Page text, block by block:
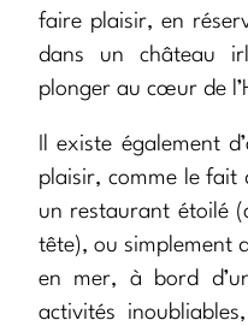
faire plaisir, en
dans un château
plonger au cœur de
Il existe également
plaisir, comme le fait
un restaurant étoilé
tête), ou simplement
en mer, à bord
activités